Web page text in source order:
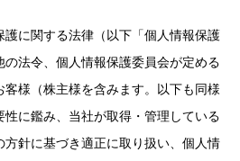
護に関する法律（以下「個人情報保護
法令、個人情報保護委員会が定める
様（株主様を含みます。以下も同様
に鑑み、当社が取得・管理している
方針に基づき適正に取り扱い、個人情